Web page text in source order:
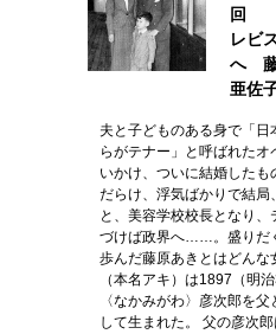
回
レビ
へ 藤
亜佐子
夫と子どものある身で「
らがテナー」と呼ばれた
いかけ、ついに結婚した
だらけ、浮気ばかりで結局
と、美容学校校長となり
づけば政界へ……。盛りだ
歩んだ藤原あきとはどんな
（本名アキ）は1897（明
〈なかみがわ〉彦次郎を
して生まれた。 父の彦次